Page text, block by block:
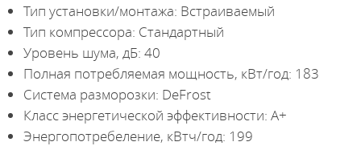
Тип установки/монтажа: Встраиваемый
Тип компрессора: Стандартный
Уровень шума, дБ: 40
Полная потребляемая мощность, кВт/год: 183
Система разморозки: DeFrost
Класс энергетической эффективности: A+
Энергопотребеление, кВтч/год: 199